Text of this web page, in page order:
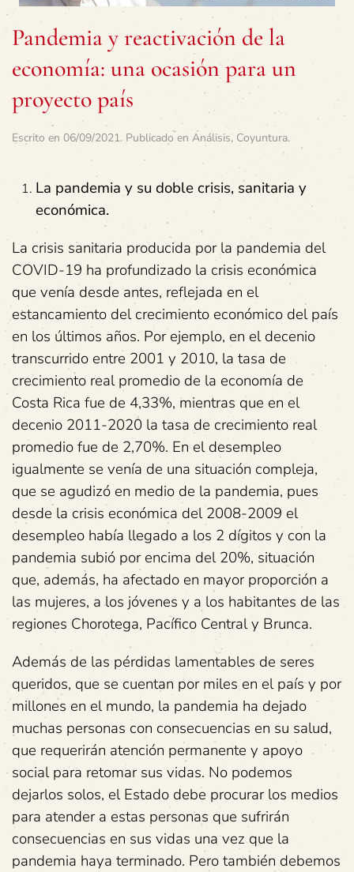
Pandemia y reactivación de la
economía: una ocasión para un
proyecto país
Escrito en 06/09/2021. Publicado en Análisis, Coyuntura.
La pandemia y su doble crisis, sanitaria y
económica.
La crisis sanitaria producida por la pandemia del
COVID-19 ha profundizado la crisis económica
que venía desde antes, reflejada en el
estancamiento del crecimiento económico del país
en los últimos años. Por ejemplo, en el decenio
transcurrido entre 2001 y 2010, la tasa de
crecimiento real promedio de la economía de
Costa Rica fue de 4,33%, mientras que en el
decenio 2011-2020 la tasa de crecimiento real
promedio fue de 2,70%. En el desempleo
igualmente se venía de una situación compleja,
que se agudizó en medio de la pandemia, pues
desde la crisis económica del 2008-2009 el
desempleo había llegado a los 2 dígitos y con la
pandemia subió por encima del 20%, situación
que, además, ha afectado en mayor proporción a
las mujeres, a los jóvenes y a los habitantes de las
regiones Chorotega, Pacífico Central y Brunca.
Además de las pérdidas lamentables de seres
queridos, que se cuentan por miles en el país y por
millones en el mundo, la pandemia ha dejado
muchas personas con consecuencias en su salud,
que requerirán atención permanente y apoyo
social para retomar sus vidas. No podemos
dejarlos solos, el Estado debe procurar los medios
para atender a estas personas que sufrirán
consecuencias en sus vidas una vez que la
pandemia haya terminado. Pero también debemos